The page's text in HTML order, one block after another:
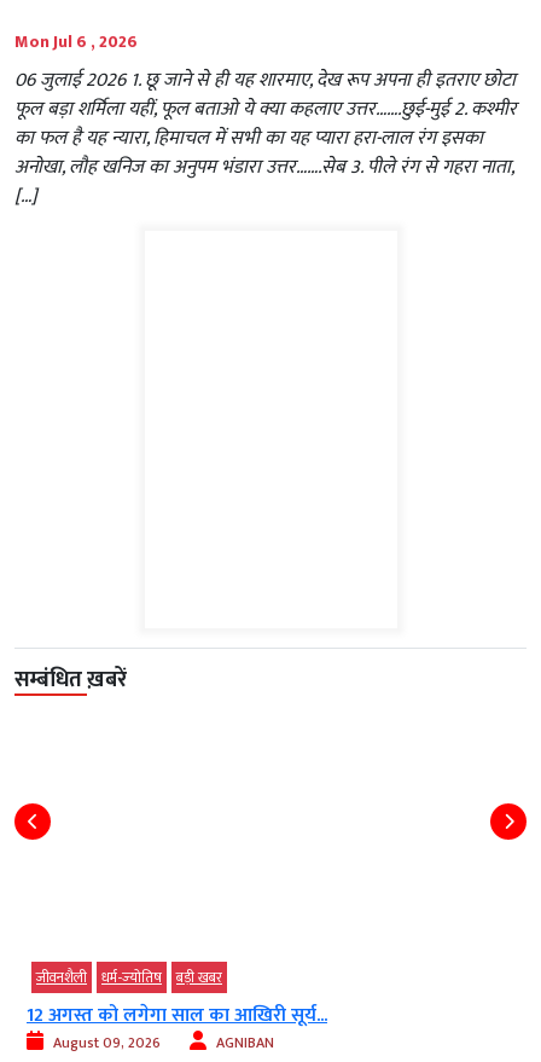
Mon Jul 6 , 2026
06 जुलाई 2026 1. छू जाने से ही यह शारमाए, देख रूप अपना ही इतराए छोटा
फूल बड़ा शर्मिला यहीं, फूल बताओ ये क्या कहलाए उत्तर…….छुई-मुई 2. कश्मीर
का फल है यह न्यारा, हिमाचल में सभी का यह प्यारा हरा-लाल रंग इसका
अनोखा, लौह खनिज का अनुपम भंडारा उत्तर…….सेब 3. पीले रंग से गहरा नाता,
[…]
सम्बंधित ख़बरें
जीवनशैली धर्म-ज्‍योतिष
रावण की आत्मलिंग कथा से जुड़ा है यह...
August 09, 2026 AGNIBAN